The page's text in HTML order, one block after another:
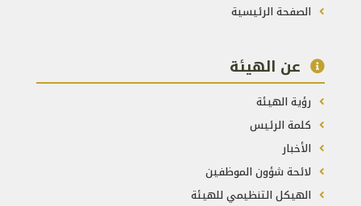
الصفحة الرئيسية
عن الهيئة
رؤية الهيئة
كلمة الرئيس
الأخبار
لائحة شؤون الموظفين
الهيكل التنظيمي للهيئة